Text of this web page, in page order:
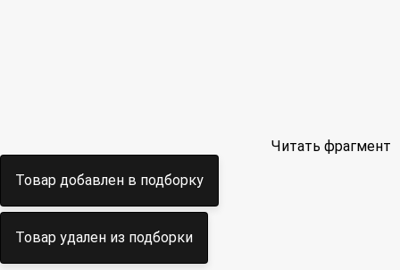
Читать фрагмент
Товар добавлен в подборку
Товар удален из подборки